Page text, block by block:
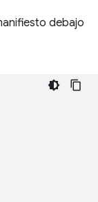
debajo